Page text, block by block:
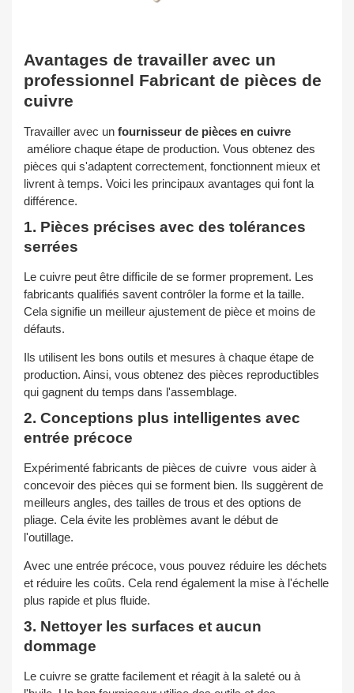
Avantages de travailler avec un
professionnel Fabricant de pièces de
cuivre
Travailler avec un fournisseur de pièces en cuivre
améliore chaque étape de production. Vous obtenez des
pièces qui s'adaptent correctement, fonctionnent mieux et
livrent à temps. Voici les principaux avantages qui font la
différence.
1. Pièces précises avec des tolérances
serrées
Le cuivre peut être difficile de se former proprement. Les
fabricants qualifiés savent contrôler la forme et la taille.
Cela signifie un meilleur ajustement de pièce et moins de
défauts.
Ils utilisent les bons outils et mesures à chaque étape de
production. Ainsi, vous obtenez des pièces reproductibles
qui gagnent du temps dans l'assemblage.
2. Conceptions plus intelligentes avec
entrée précoce
Expérimenté fabricants de pièces de cuivre vous aider à
concevoir des pièces qui se forment bien. Ils suggèrent de
meilleurs angles, des tailles de trous et des options de
pliage. Cela évite les problèmes avant le début de
l'outillage.
Avec une entrée précoce, vous pouvez réduire les déchets
et réduire les coûts. Cela rend également la mise à l'échelle
plus rapide et plus fluide.
3. Nettoyer les surfaces et aucun
dommage
Le cuivre se gratte facilement et réagit à la saleté ou à